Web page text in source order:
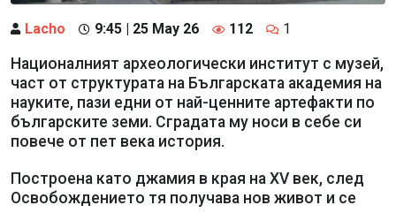
Lacho 9:45 | 25 May 26 112 1
Националният археологически институт с музей,
част от структурата на Българската академия на
науките, пази едни от най-ценните артефакти по
българските земи. Сградата му носи в себе си
повече от пет века история.
Построена като джамия в края на XV век, след
Освобождението тя получава нов живот и се